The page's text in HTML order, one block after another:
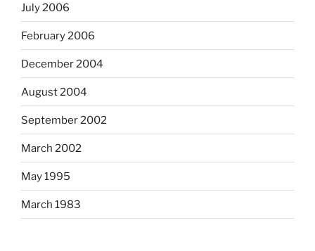
July 2006
February 2006
December 2004
August 2004
September 2002
March 2002
May 1995
March 1983